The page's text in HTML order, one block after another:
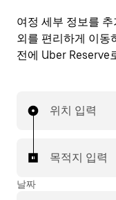
여정 세부 정보를
외를 편리하게 이동
전에 Uber Reserve
위치 입력
목적지 입력
날짜